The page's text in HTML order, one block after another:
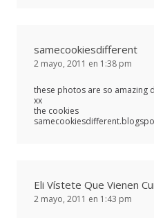
samecookiesdifferent
2 mayo, 2011 en 1:38 pm
these photos are so amazing
xx
the cookies
Eli Vístete Que Vienen
2 mayo, 2011 en 1:43 pm